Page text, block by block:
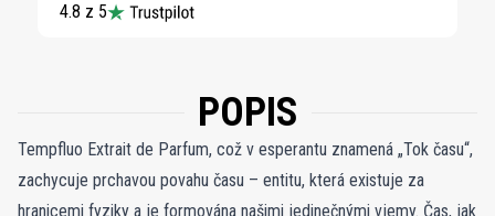
4.8 z 5
POPIS
Tempfluo Extrait de Parfum, což v esperantu znamená „Tok času“,
zachycuje prchavou povahu času – entitu, která existuje za
hranicemi fyziky a je formována našimi jedinečnými vjemy. Čas, jak